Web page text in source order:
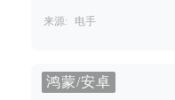
来源: 电手
鸿蒙/安卓